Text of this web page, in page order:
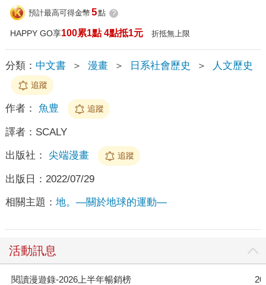
預計最高可得金幣 5點 ?
HAPPY GO享100累1點 4點抵1元 折抵無上限
分類： 中文書 ＞ 漫畫 ＞ 日系社會歷史 ＞ 人文歷史
追蹤
作者： 魚豊 追蹤
譯者： SCALY
出版社： 尖端漫畫 追蹤
出版日： 2022/07/29
相關主題： 地。—關於地球的運動—
活動訊息
2026金石堂暑假漫博〈你好，我吃一點〉第二